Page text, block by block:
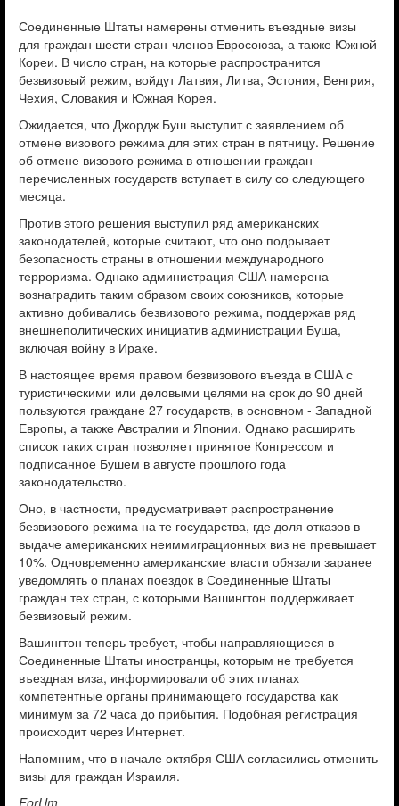
Соединенные Штаты намерены отменить въездные визы
для граждан шести стран-членов Евросоюза, а также Южной
Кореи. В число стран, на которые распространится
безвизовый режим, войдут Латвия, Литва, Эстония, Венгрия,
Чехия, Словакия и Южная Корея.
Ожидается, что Джордж Буш выступит с заявлением об
отмене визового режима для этих стран в пятницу. Решение
об отмене визового режима в отношении граждан
перечисленных государств вступает в силу со следующего
месяца.
Против этого решения выступил ряд американских
законодателей, которые считают, что оно подрывает
безопасность страны в отношении международного
терроризма. Однако администрация США намерена
вознаградить таким образом своих союзников, которые
активно добивались безвизового режима, поддержав ряд
внешнеполитических инициатив администрации Буша,
включая войну в Ираке.
В настоящее время правом безвизового въезда в США с
туристическими или деловыми целями на срок до 90 дней
пользуются граждане 27 государств, в основном - Западной
Европы, а также Австралии и Японии. Однако расширить
список таких стран позволяет принятое Конгрессом и
подписанное Бушем в августе прошлого года
законодательство.
Оно, в частности, предусматривает распространение
безвизового режима на те государства, где доля отказов в
выдаче американских неиммиграционных виз не превышает
10%. Одновременно американские власти обязали заранее
уведомлять о планах поездок в Соединенные Штаты
граждан тех стран, с которыми Вашингтон поддерживает
безвизовый режим.
Вашингтон теперь требует, чтобы направляющиеся в
Соединенные Штаты иностранцы, которым не требуется
въездная виза, информировали об этих планах
компетентные органы принимающего государства как
минимум за 72 часа до прибытия. Подобная регистрация
происходит через Интернет.
Напомним, что в начале октября США согласились отменить
визы для граждан Израиля.
ForUm